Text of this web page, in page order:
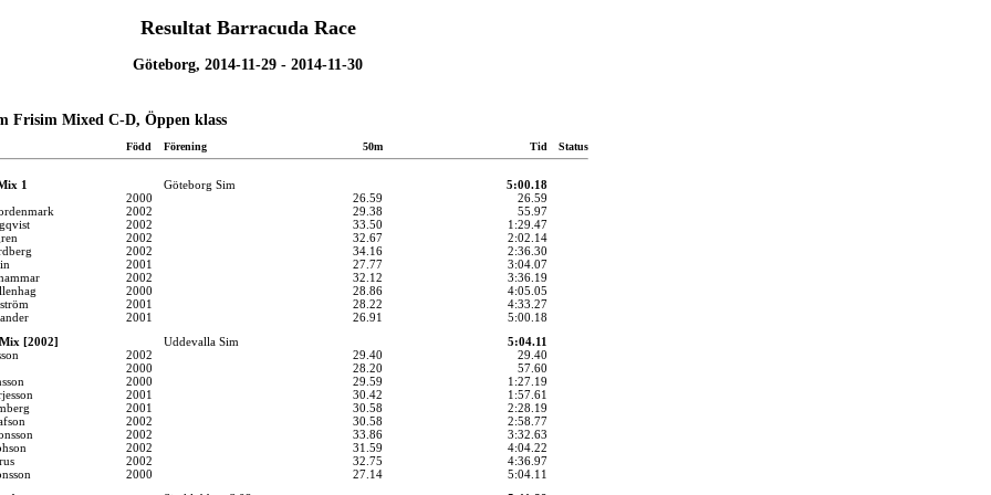
Resultat Barracuda Race
Göteborg, 2014-11-29 - 2014-11-30
Frisim Mixed C-D, Öppen klass
Född Förening 50m Tid Status
1 Göteborg Sim
5:00.18
2000
26.59
26.59
2002 29.38
55.97
2002 33.50
1:29.47
2002 32.67
2:02.14
2002 34.16
2:36.30
2001 27.77
3:04.07
2002 32.12
3:36.19
2000 28.86
4:05.05
2001 28.22
4:33.27
2001 26.91
5:00.18
[2002]
Uddevalla Sim
5:04.11
2002 29.40
29.40
2000
28.20
57.60
2000 29.59
1:27.19
2001 30.42
1:57.61
2001 30.58
2:28.19
2002 30.58
2:58.77
2002 33.86
3:32.63
2002 31.59
4:04.22
2002 32.75
4:36.97
2000 27.14
5:04.11